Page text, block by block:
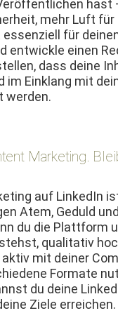
mehr Luft
für
entwick­le einen
dass deine
im Ein­klang mit
werden.
Marketing.
auf LinkedIn
Atem, Geduld
du die Plat­tform
qual­i­ta­tiv
mit dein­er
For­mate
du deine
Ziele erreichen.